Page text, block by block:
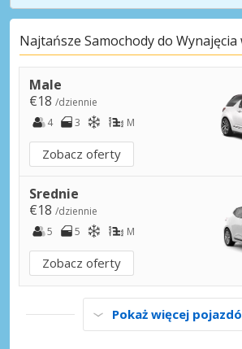
Najtańsze Samochody do
Male
€18 /dziennie
4
3 M
Zobacz oferty
Srednie
€18 /dziennie
5
5 M
Zobacz oferty
Pokaż więcej